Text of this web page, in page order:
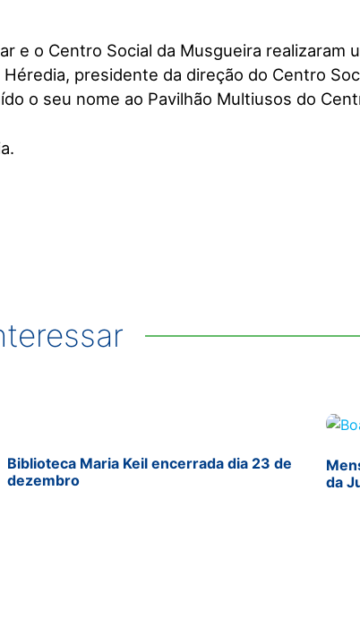
e o Centro Social da Musgueira realizaram
presidente da direção do Centro
o seu nome ao Pavilhão Multiusos do
Biblioteca Maria Keil encerrada dia 23 de
dezembro
da